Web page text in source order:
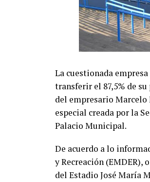
La cuestionada
transferir el 87,5% de
del empresario
especial creada por la
Palacio Municipal.
De acuerdo a lo
y Recreación
del Estadio José María